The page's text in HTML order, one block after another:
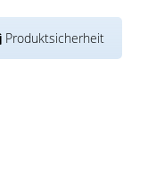
Produktsicherheit